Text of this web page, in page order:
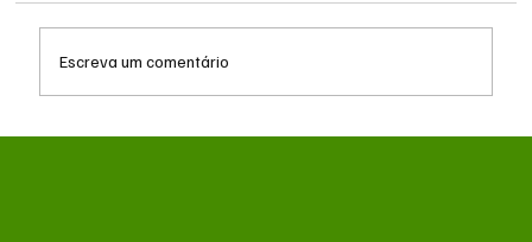
Escreva um comentário